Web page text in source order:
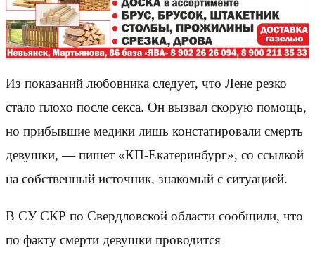
Из показаний любовника следует, что Лене резко
стало плохо после секса. Он вызвал скорую помощь,
но прибывшие медики лишь констатировали смерть
девушки, — пишет «КП-Екатеринбург», со ссылкой
на собственный источник, знакомый с ситуацией.
В СУ СКР по Свердловской области сообщили, что
по факту смерти девушки проводится